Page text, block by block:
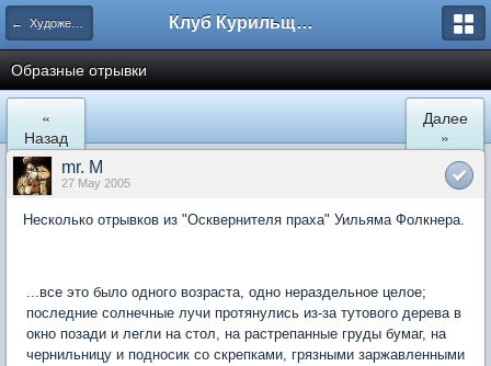
← Художественная литература Клуб Курильщиков Трубки
Образные отрывки
«
Назад
Далее
»
mr. M
27 May 2005
Несколько отрывков из "Осквернителя праха" Уильяма Фолкнера.
...все это было одного возраста, одно нераздельное целое;
последние солнечные лучи протянулись из-за тутового дерева в
окно позади и легли на стол, на растрепанные груды бумаг, на
чернильницу и подносик со скрепками, грязными заржавленными